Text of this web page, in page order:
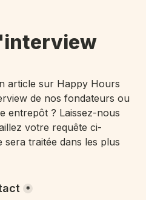
article sur Happy Hours
de nos fondateurs ou
entrepôt ? Laissez-nous
votre requête ci-
sera traitée dans les plus
*